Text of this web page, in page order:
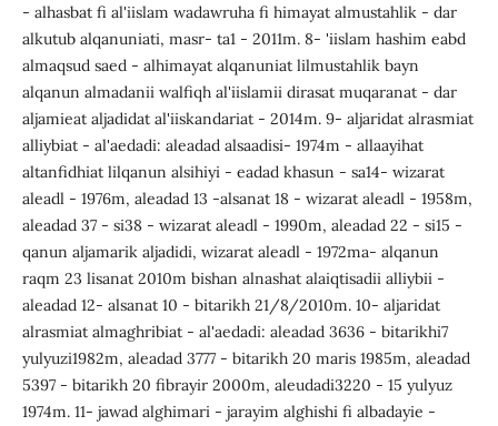
- alhasbat fi al'iislam wadawruha fi himayat almustahlik - dar
alkutub alqanuniati, masr- ta1 - 2011m. 8- 'iislam hashim eabd
almaqsud saed - alhimayat alqanuniat lilmustahlik bayn
alqanun almadanii walfiqh al'iislamii dirasat muqaranat - dar
aljamieat aljadidat al'iiskandariat - 2014m. 9- aljaridat alrasmiat
alliybiat - al'aedadi: aleadad alsaadisi- 1974m - allaayihat
altanfidhiat lilqanun alsihiyi - eadad khasun - sa14- wizarat
aleadl - 1976m, aleadad 13 -alsanat 18 - wizarat aleadl - 1958m,
aleadad 37 - si38 - wizarat aleadl - 1990m, aleadad 22 - si15 -
qanun aljamarik aljadidi, wizarat aleadl - 1972ma- alqanun
raqm 23 lisanat 2010m bishan alnashat alaiqtisadii alliybii -
aleadad 12- alsanat 10 - bitarikh 21/8/2010m. 10- aljaridat
alrasmiat almaghribiat - al'aedadi: aleadad 3636 - bitarikhi7
yulyuzi1982m, aleadad 3777 - bitarikh 20 maris 1985m, aleadad
5397 - bitarikh 20 fibrayir 2000m, aleudadi3220 - 15 yulyuz
1974m. 11- jawad alghimari - jarayim alghishi fi albadayie -